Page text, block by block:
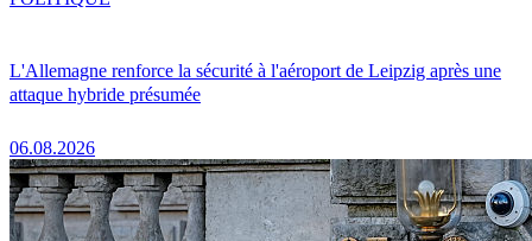
L'Allemagne renforce la sécurité à l'aéroport de Leipzig après une
attaque hybride présumée
06.08.2026